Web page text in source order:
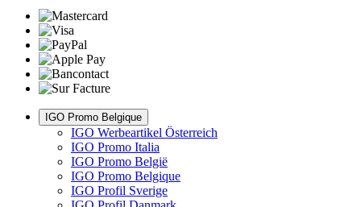
IGO Promo Belgique
IGO Werbeartikel Österreich
IGO Promo Italia
IGO Promo België
IGO Promo Belgique
IGO Profil Sverige